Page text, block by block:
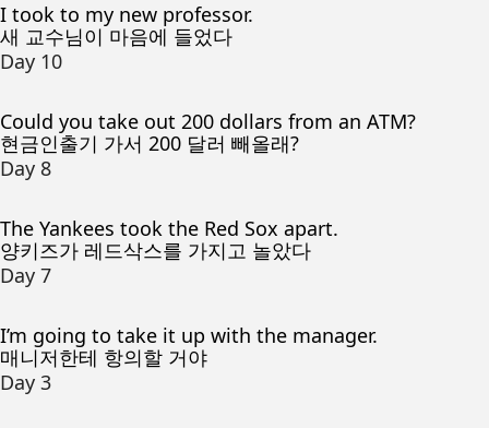
I took to my new professor.
새 교수님이 마음에 들었다
Day 10
Could you take out 200 dollars from an ATM?
현금인출기 가서 200 달러 빼올래?
Day 8
The Yankees took the Red Sox apart.
양키즈가 레드삭스를 가지고 놀았다
Day 7
I’m going to take it up with the manager.
매니저한테 항의할 거야
Day 3